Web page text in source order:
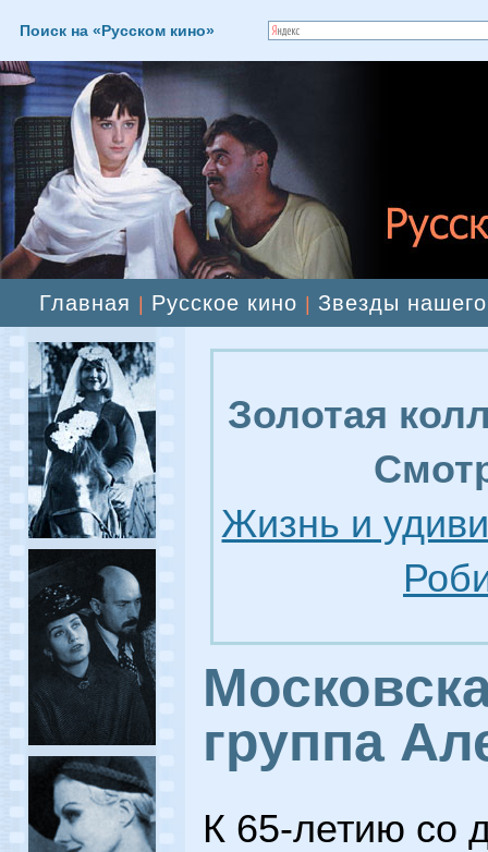
Поиск на «Русском кино»
Главная Русское кино Звезды
Золотая
Жизнь и
группа
К 65-летию со